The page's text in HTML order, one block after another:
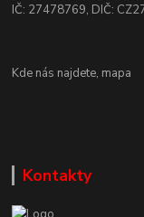
IČ: 27478769, DIČ:
Kde nás najdete, mapa
Kontakty